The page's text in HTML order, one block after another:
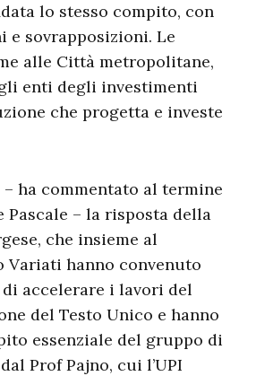
lo stesso compito, con
e sovrapposizioni. Le
alle Città metropolitane,
enti degli investimenti
che progetta e investe
ha commentato al termine
Pascale – la risposta della
che insieme al
Variati hanno convenuto
accelerare i lavori del
del Testo Unico e hanno
essenziale del gruppo di
Prof Pajno, cui l’UPI